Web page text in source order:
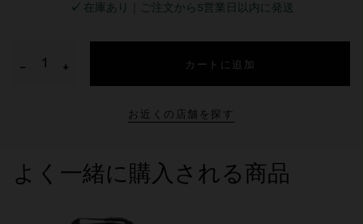
✓ 在庫あり｜ご注文から5営業日以内に発送
− + カートに追加
お近くの店舗を探す
よく一緒に購入される商品